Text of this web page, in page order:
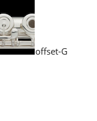
offset-G